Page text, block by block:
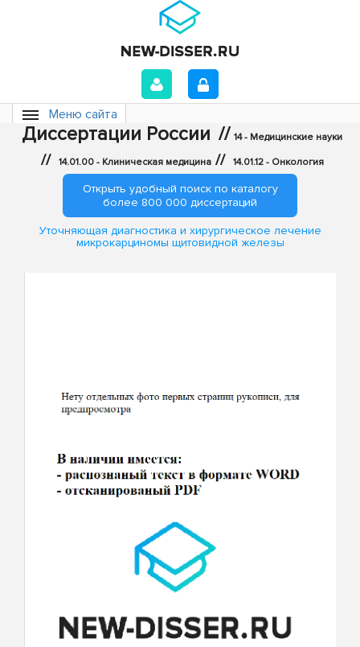
Меню сайта
Диссертации России // 14 - Медицинские науки
// 14.01.00 - Клиническая медицина // 14.01.12 - Онкология
Открыть удобный поиск по каталогу
более 800 000 диссертаций
Уточняющая диагностика и хирургическое лечение
микрокарциномы щитовидной железы